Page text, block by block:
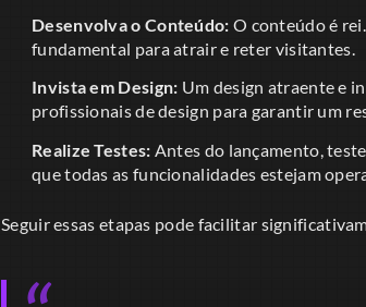
Desenvolva o Conteúdo: O conteúdo é
fundamental para atrair e reter visitantes.
Invista em Design: Um design atraente e
profissionais de design para garantir um
Realize Testes: Antes do lançamento,
que todas as funcionalidades estejam
Seguir essas etapas pode facilitar